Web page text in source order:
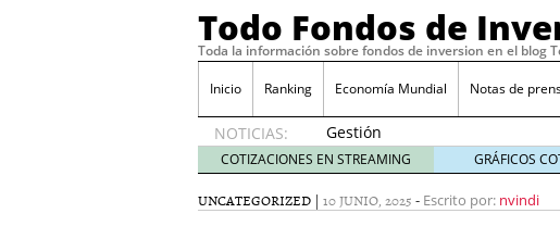
Todo Fondos de
Toda la información sobre fondos de inversion en el blog
Inicio Ranking Economía Mundial Notas de
NOTICIAS:
Gestión
pasiva
contra
gestión
COTIZACIONES EN STREAMING GRÁFICOS
UNCATEGORIZED | 10 JUNIO, 2025 - Escrito por: nvindi